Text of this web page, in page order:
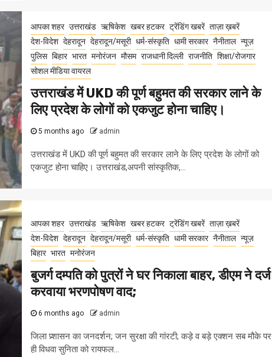
आपका शहर उत्तराखंड ऋषिकेश खबर हटकर ट्रेंडिंग खबरें ताज़ा ख़बरें
देश-विदेश देहरादून देहरादून/मसूरी धर्म-संस्कृति धामी सरकार नैनीताल न्यूज़
पुलिस बिहार भारत मनोरंजन मौसम राजधानी दिल्ली राजनीति शिक्षा/रोजगार
सोशल मीडिया वायरल
उत्तराखंड में UKD की पूर्ण बहुमत की सरकार लाने के
लिए प्रदेश के लोगों को एकजुट होना चाहिए।
5 months ago admin
उत्तराखंड में UKD की पूर्ण बहुमत की सरकार लाने के लिए प्रदेश के लोगों को
एकजुट होना चाहिए। उत्तराखंड,अपनी सांस्कृतिक,...
आपका शहर उत्तराखंड ऋषिकेश खबर हटकर ट्रेंडिंग खबरें ताज़ा ख़बरें
देश-विदेश देहरादून देहरादून/मसूरी धर्म-संस्कृति धामी सरकार नैनीताल न्यूज़
बिहार भारत मनोरंजन
बुजर्ग दम्पति को पुत्रों ने घर निकाला बाहर, डीएम ने दर्ज
करवाया भरणपोषण वाद;
6 months ago admin
जिला प्र्शासन का जनदर्शन; जन सुरक्षा की गांरटी; कड़े व बड़े एक्शन सब मौके पर
ही विधवा सुनिता को रायफल...